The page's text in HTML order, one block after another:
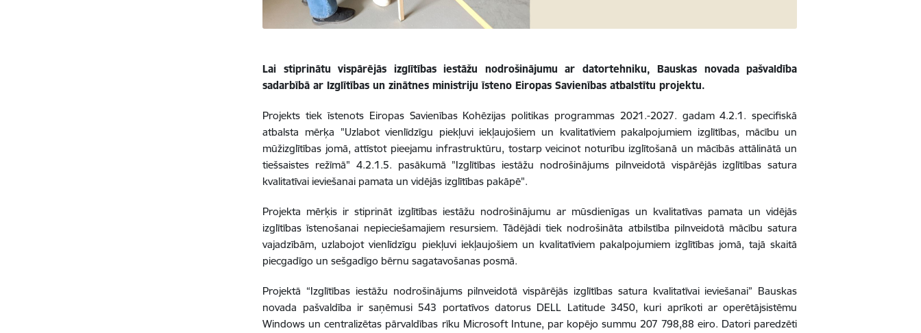
Lai stiprinātu vispārējās izglītības iestāžu nodrošinājumu ar datortehniku, Bauskas novada pašvaldība
sadarbībā ar Izglītības un zinātnes ministriju īsteno Eiropas Savienības atbalstītu projektu.
Projekts tiek īstenots Eiropas Savienības Kohēzijas politikas programmas 2021.-2027. gadam 4.2.1. specifiskā
atbalsta mērķa "Uzlabot vienlīdzīgu piekļuvi iekļaujošiem un kvalitatīviem pakalpojumiem izglītības, mācību un
mūžizglītības jomā, attīstot pieejamu infrastruktūru, tostarp veicinot noturību izglītošanā un mācībās attālinātā un
tiešsaistes režīmā" 4.2.1.5. pasākumā "Izglītības iestāžu nodrošinājums pilnveidotā vispārējās izglītības satura
kvalitatīvai ieviešanai pamata un vidējās izglītības pakāpē".
Projekta mērķis ir stiprināt izglītības iestāžu nodrošinājumu ar mūsdienīgas un kvalitatīvas pamata un vidējās
izglītības īstenošanai nepieciešamajiem resursiem. Tādējādi tiek nodrošināta atbilstība pilnveidotā mācību satura
vajadzībām, uzlabojot vienlīdzīgu piekļuvi iekļaujošiem un kvalitatīviem pakalpojumiem izglītības jomā, tajā skaitā
piecgadīgo un sešgadīgo bērnu sagatavošanas posmā.
Projektā “Izglītības iestāžu nodrošinājums pilnveidotā vispārējās izglītības satura kvalitatīvai ieviešanai” Bauskas
novada pašvaldība ir saņēmusi 543 portatīvos datorus DELL Latitude 3450, kuri aprīkoti ar operētājsistēmu
Windows un centralizētas pārvaldības rīku Microsoft Intune, par kopējo summu 207 798,88 eiro. Datori paredzēti